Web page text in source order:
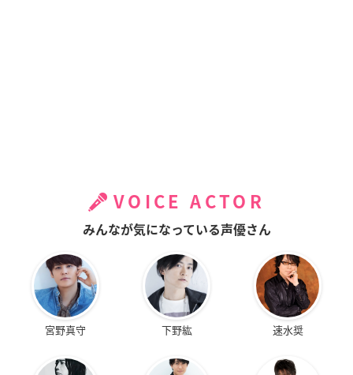
VOICE ACTOR
みんなが気になっている声優さん
宮野真守 下野紘 速水奨